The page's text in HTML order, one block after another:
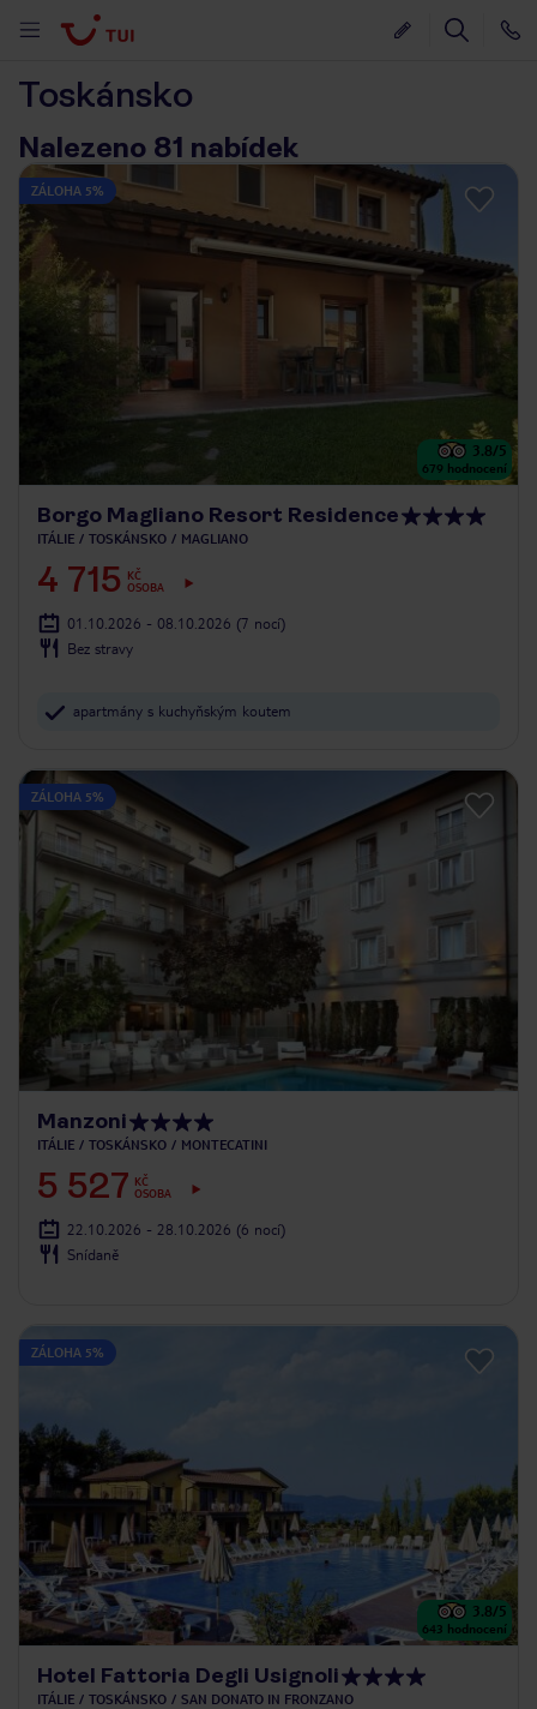
Toskánsko
Nalezeno 81 nabídek
ZÁLOHA 5%
3.8/5
679 hodnocení
Borgo Magliano Resort Residence
ITÁLIE TOSKÁNSKO MAGLIANO
4 715
KČ
OSOBA
01.10.2026 - 08.10.2026 (7 nocí)
Bez stravy
apartmány s kuchyňským koutem
ZÁLOHA 5%
Manzoni
ITÁLIE TOSKÁNSKO MONTECATINI
5 527 KČ
OSOBA
22.10.2026 - 28.10.2026 (6 nocí)
Snídaně
ZÁLOHA 5%
3.8/5
643 hodnocení
Hotel Fattoria Degli Usignoli
ITÁLIE TOSKÁNSKO SAN DONATO IN FRONZANO